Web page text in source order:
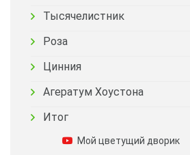
Тысячелистник
Роза
Цинния
Агератум Хоустона
Итог
Мой цветущий дворик